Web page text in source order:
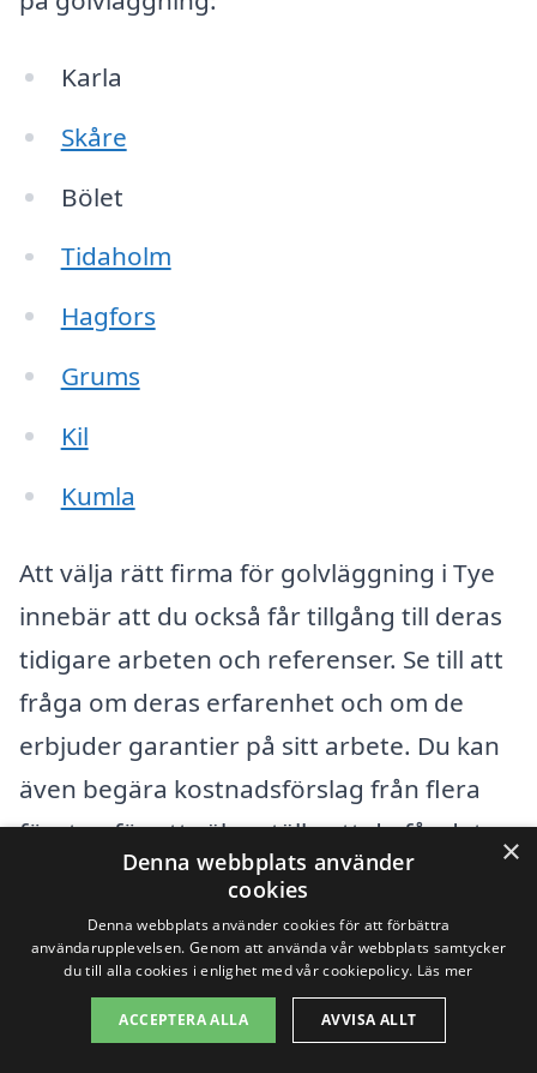
Karla
Skåre
Bölet
Tidaholm
Hagfors
Grums
Kil
Kumla
Att välja rätt firma för golvläggning i Tye
innebär att du också får tillgång till deras
tidigare arbeten och referenser. Se till att
fråga om deras erfarenhet och om de
erbjuder garantier på sitt arbete. Du kan
även begära kostnadsförslag från flera
företag för att säkerställa att du får det
bästa priset för ditt projekt.
Kom ihåg att en god kommunikation med
leverantören är nyckeln till att få ett lyckat
resultat. Tveka inte att ställa frågor om
×
Denna webbplats använder
cookies
Denna webbplats använder cookies för att förbättra
användarupplevelsen. Genom att använda vår webbplats samtycker
du till alla cookies i enlighet med vår cookiepolicy. Läs mer
ACCEPTERA ALLA AVVISA ALLT